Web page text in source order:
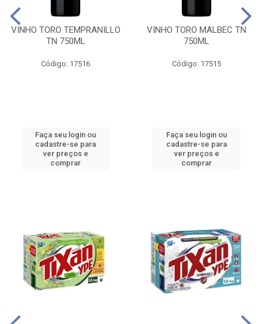
VINHO TORO TEMPRANILLO
TN 750ML
Código: 17516
Faça seu login ou
cadastre-se para
ver preços e
comprar
VINHO TORO MALBEC TN
750ML
Código: 17515
Faça seu login ou
cadastre-se para
ver preços e
comprar